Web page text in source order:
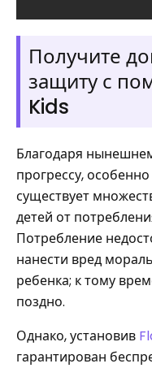
Получите
защиту с
Kids
Благодаря
прогрессу,
существует
детей от
Потребление
нанести вред
ребенка; к тому
поздно.
Однако, установив
гарантирован